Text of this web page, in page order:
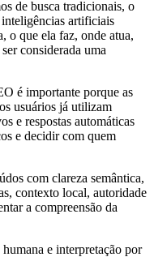
de busca tradicionais, o
artificiais
o que ela faz, onde atua,
considerada uma
é importante porque as
usuários já utilizam
e respostas automáticas
e decidir com quem
com clareza semântica,
contexto local, autoridade
a compreensão da
e interpretação por